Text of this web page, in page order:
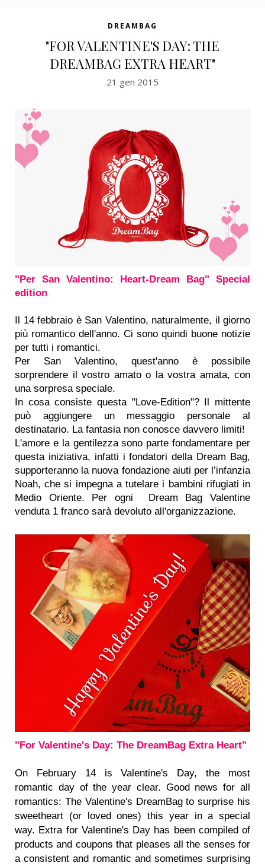
DREAMBAG
"FOR VALENTINE'S DAY: THE
DREAMBAG EXTRA HEART"
21 gen 2015
"Per San Valentino: Heart-Dream Bag" Special
edition
Il 14 febbraio è San Valentino, naturalmente, il giorno
più romantico dell'anno. Ci sono quindi buone notizie
per tutti i romantici.
Per San Valentino, quest'anno è possibile
sorprendere il vostro amato o la vostra amata, con
una sorpresa speciale.
In cosa consiste questa "Love-Edition"? Il mittente
può aggiungere un messaggio personale al
destinatario. La fantasia non conosce davvero limiti!
L'amore e la gentilezza sono parte fondamentare per
questa iniziativa, infatti i fondatori della Dream Bag,
supporteranno la nuova fondazione aiuti per l’infanzia
Noah, che si impegna a tutelare i bambini rifugiati in
Medio Oriente. Per ogni Dream Bag Valentine
venduta 1 franco sarà devoluto all'organizzazione.
"For Valentine's Day: The DreamBag Extra Heart"
On February 14 is Valentine's Day, the most
romantic day of the year clear. Good news for all
romantics: The Valentine's DreamBag to surprise his
sweetheart (or loved ones) this year in a special
way. Extra for Valentine's Day has been compiled of
products and coupons that pleases all the senses for
a consistent and romantic and sometimes surprising